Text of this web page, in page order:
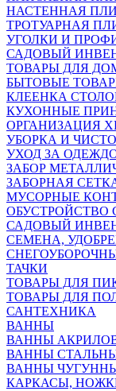
НАСТЕННАЯ
ТРОТУАРНАЯ
УГОЛКИ И
САДОВЫЙ
ТОВАРЫ ДЛЯ
БЫТОВЫЕ
КЛЕЕНКА
КУХОННЫЕ
ОРГАНИЗАЦИЯ
УБОРКА И
УХОД ЗА
ЗАБОР
ЗАБОРНАЯ
МУСОРНЫЕ
ОБУСТРОЙСТВО
САДОВЫЙ
СЕМЕНА,
ТАЧКИ
ТОВАРЫ ДЛЯ
ТОВАРЫ ДЛЯ
САНТЕХНИКА
ВАННЫ
ВАННЫ
ВАННЫ
ВАННЫ
КАРКАСЫ,